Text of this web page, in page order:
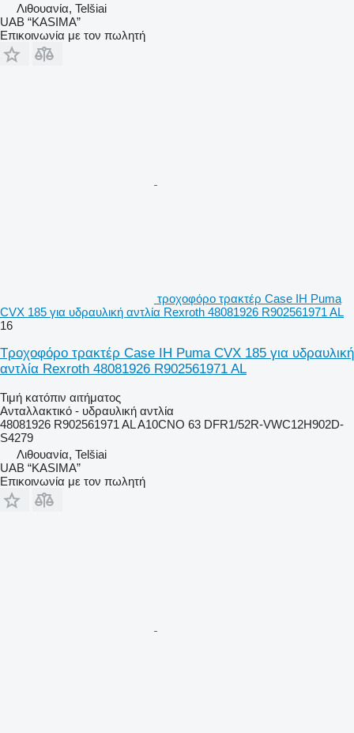
Λιθουανία, Telšiai
UAB “KASIMA”
Επικοινωνία με τον πωλητή
τροχοφόρο τρακτέρ Case IH Puma
CVX 185 για υδραυλική αντλία Rexroth 48081926 R902561971 AL
16
Τροχοφόρο τρακτέρ Case IH Puma CVX 185 για υδραυλική
αντλία Rexroth 48081926 R902561971 AL
Τιμή κατόπιν αιτήματος
Ανταλλακτικό - υδραυλική αντλία
48081926 R902561971 AL A10CNO 63 DFR1/52R-VWC12H902D-
S4279
Λιθουανία, Telšiai
UAB “KASIMA”
Επικοινωνία με τον πωλητή